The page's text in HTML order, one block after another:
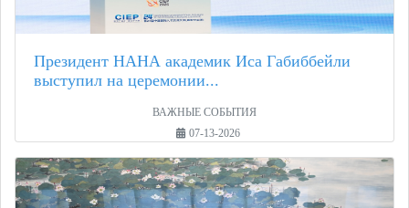
Президент НАНА академик Иса Габиббейли
выступил на церемонии...
ВАЖНЫЕ СОБЫТИЯ
07-13-2026